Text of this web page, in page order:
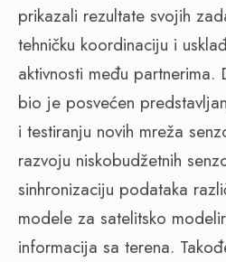
prikazali rezultate svojih
tehničku koordinaciju i
aktivnosti među partnerima.
bio je posvećen
i testiranju novih mreža
razvoju niskobudžetnih
sinhronizaciju podataka
modele za satelitsko
informacija sa terena.